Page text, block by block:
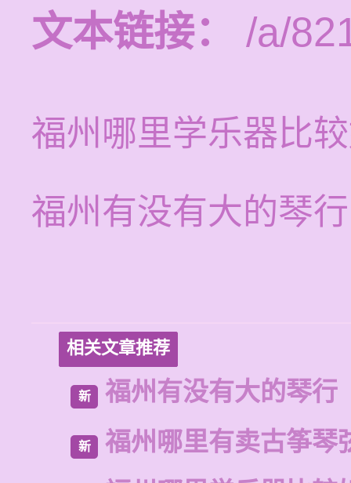
文本链接：
/a/
福州哪里学乐器比
福州有没有大的琴行
相关文章推荐
新 福州有没有大的琴行
新
福州哪里有卖古筝琴